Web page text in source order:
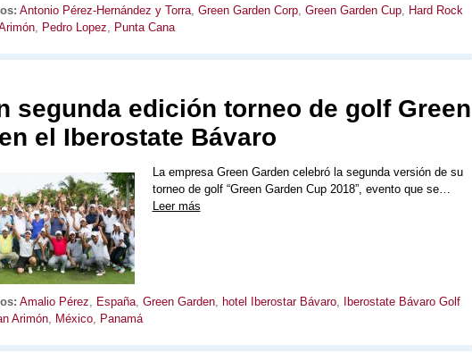
Antonio Pérez-Hernández y Torra, Green Garden Corp, Green Garden Cup, Hard Rock
, Pedro Lopez, Punta Cana
segunda edición torneo de golf Green
el Iberostate Bávaro
La empresa Green Garden celebró la segunda versión de su
torneo de golf “Green Garden Cup 2018”, evento que se…
Leer más
Amalio Pérez, España, Green Garden, hotel Iberostar Bávaro,
Iberostate Bávaro Golf
Arimón, México, Panamá